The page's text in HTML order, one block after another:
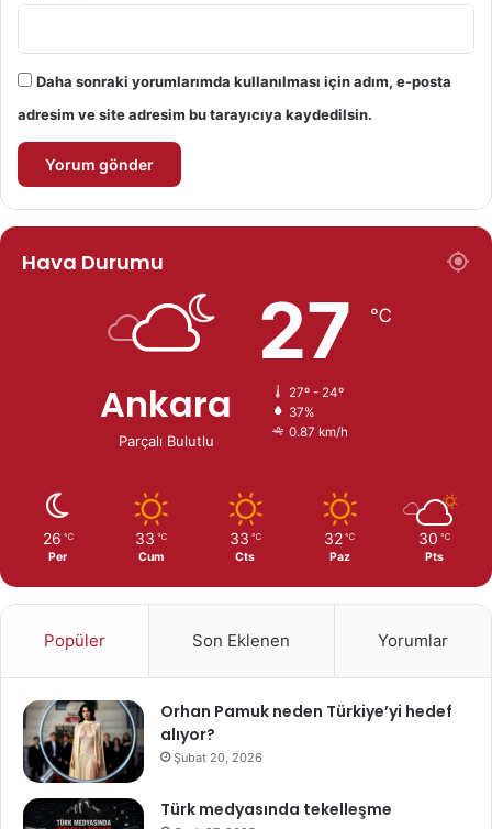
Daha sonraki yorumlarımda kullanılması için adım, e-posta
adresim ve site adresim bu tarayıcıya kaydedilsin.
Hava Durumu
Ankara
Parçalı Bulutlu
27 ℃
27º - 24º
37%
0.87 km/h
26 ℃
Per
33 ℃
Cum
33 ℃
Cts
32 ℃
Paz
30 ℃
Pts
Popüler Son Eklenen Yorumlar
Orhan Pamuk neden Türkiye’yi hedef
alıyor?
Şubat 20, 2026
Türk medyasında tekelleşme